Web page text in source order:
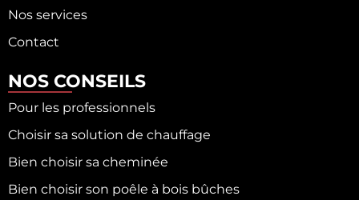
Nos services
Contact
NOS CONSEILS
Pour les professionnels
Choisir sa solution de chauffage
Bien choisir sa cheminée
Bien choisir son poêle à bois bûches